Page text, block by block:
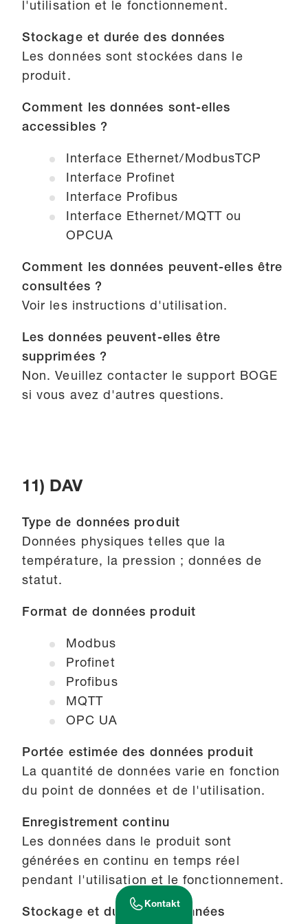
Kontakt
l'utilisation et le fonctionnement.
Stockage et durée des données
Les données sont stockées dans le
produit.
Comment les données sont-elles
accessibles ?
Interface Ethernet/ModbusTCP
Interface Profinet
Interface Profibus
Interface Ethernet/MQTT ou
OPCUA
Comment les données peuvent-elles être
consultées ?
Voir les instructions d'utilisation.
Les données peuvent-elles être
supprimées ?
Non. Veuillez contacter le support BOGE
si vous avez d'autres questions.
11) DAV
Type de données produit
Données physiques telles que la
température, la pression ; données de
statut.
Format de données produit
Modbus
Profinet
Profibus
MQTT
OPC UA
Portée estimée des données produit
La quantité de données varie en fonction
du point de données et de l'utilisation.
Enregistrement continu
Les données dans le produit sont
générées en continu en temps réel
pendant l'utilisation et le fonctionnement.
Stockage et durée des données